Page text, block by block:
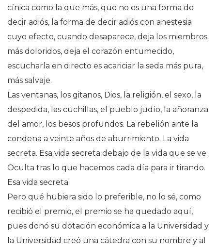
cínica como la que más, que no es una forma de
decir adiós, la forma de decir adiós con anestesia
cuyo efecto, cuando desaparece, deja los miembros
más doloridos, deja el corazón entumecido,
escucharla en directo es acariciar la seda más pura,
más salvaje.
Las ventanas, los gitanos, Dios, la religión, el sexo, la
despedida, las cuchillas, el pueblo judío, la añoranza
del amor, los besos profundos. La rebelión ante la
condena a veinte años de aburrimiento. La vida
secreta. Esa vida secreta debajo de la vida que se ve.
Oculta tras lo que hacemos cada día para ir tirando.
Esa vida secreta.
Pero qué hubiera sido lo preferible, no lo sé, como
recibió el premio, el premio se ha quedado aquí,
pues donó su dotación económica a la Universidad y
la Universidad creó una cátedra con su nombre y al